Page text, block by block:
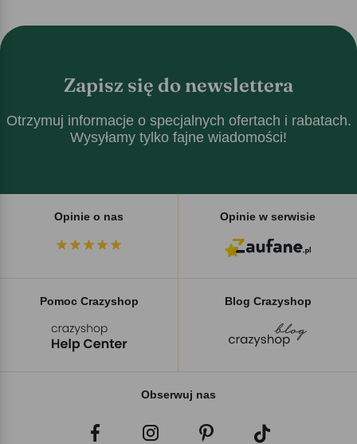
Zapisz się do newslettera
Otrzymuj informacje o specjalnych ofertach i rabatach.
Wysyłamy tylko fajne wiadomości!
Opinie o nas Opinie w serwisie
Pomoc Crazyshop Blog Crazyshop
Obserwuj nas